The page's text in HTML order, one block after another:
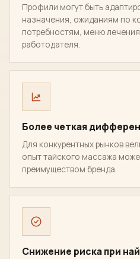
Профили могут быть
назначения, ожиданиям по
потребностям, меню
работодателя.
Более четкая
Для конкурентных рынков
опыт тайского массажа
преимуществом бренда.
Снижение риска при